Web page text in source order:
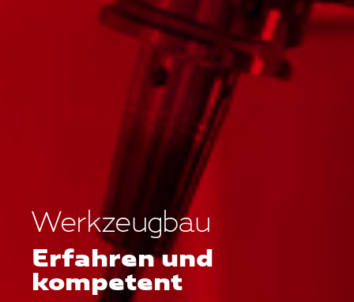
Werkzeugbau
Erfahren und
kompetent